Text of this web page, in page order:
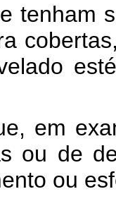
tenham
em
ou de
ou